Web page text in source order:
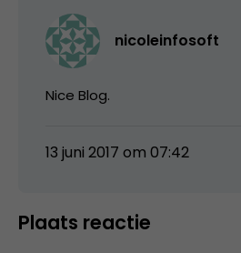
nicoleinfosoft
Nice Blog.
13 juni 2017 om 07:42
Plaats reactie